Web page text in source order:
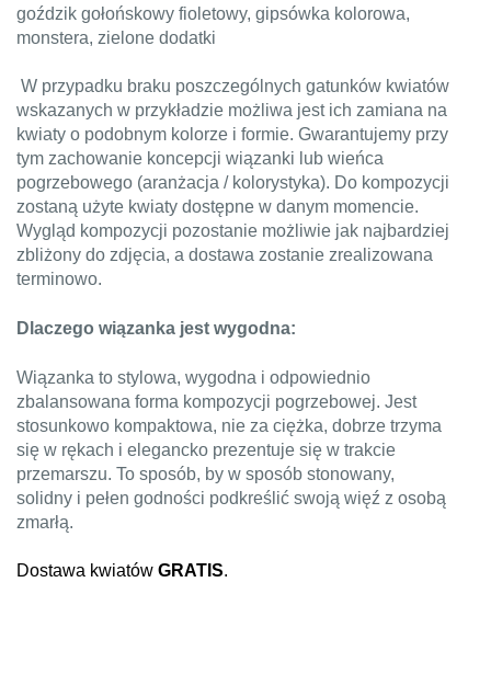
goździk gołońskowy fioletowy, gipsówka kolorowa,
monstera, zielone dodatki
W przypadku braku poszczególnych gatunków kwiatów
wskazanych w przykładzie możliwa jest ich zamiana na
kwiaty o podobnym kolorze i formie. Gwarantujemy przy
tym zachowanie koncepcji wiązanki lub wieńca
pogrzebowego (aranżacja / kolorystyka). Do kompozycji
zostaną użyte kwiaty dostępne w danym momencie.
Wygląd kompozycji pozostanie możliwie jak najbardziej
zbliżony do zdjęcia, a dostawa zostanie zrealizowana
terminowo.
Dlaczego wiązanka jest wygodna:
Wiązanka to stylowa, wygodna i odpowiednio
zbalansowana forma kompozycji pogrzebowej. Jest
stosunkowo kompaktowa, nie za ciężka, dobrze trzyma
się w rękach i elegancko prezentuje się w trakcie
przemarszu. To sposób, by w sposób stonowany,
solidny i pełen godności podkreślić swoją więź z osobą
zmarłą.
Dostawa kwiatów GRATIS.